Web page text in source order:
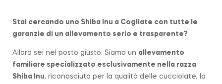
Stai cercando uno Shiba Inu a Cogliate con tutte le
garanzie di un allevamento serio e trasparente?
Allora sei nel posto giusto. Siamo un allevamento
familiare specializzato esclusivamente nella razza
Shiba Inu, riconosciuto per la qualità delle cucciolate, la